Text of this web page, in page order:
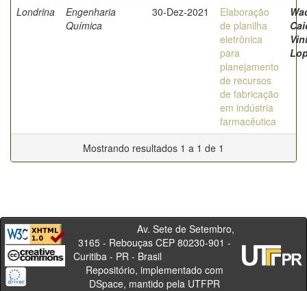
Londrina
Engenharia
Química
30-Dez-2021
Elaboração
de planilha
eletrônica
para
planejamento
de recursos
de fabricação
em indústria
farmacêutica
Mostrando resultados 1 a 1 de 1
Av. Sete de Setembro,
3165 - Rebouças CEP 80230-901 -
Curitiba - PR - Brasil
Repositório, implementado com
DSpace, mantido pela UTFPR